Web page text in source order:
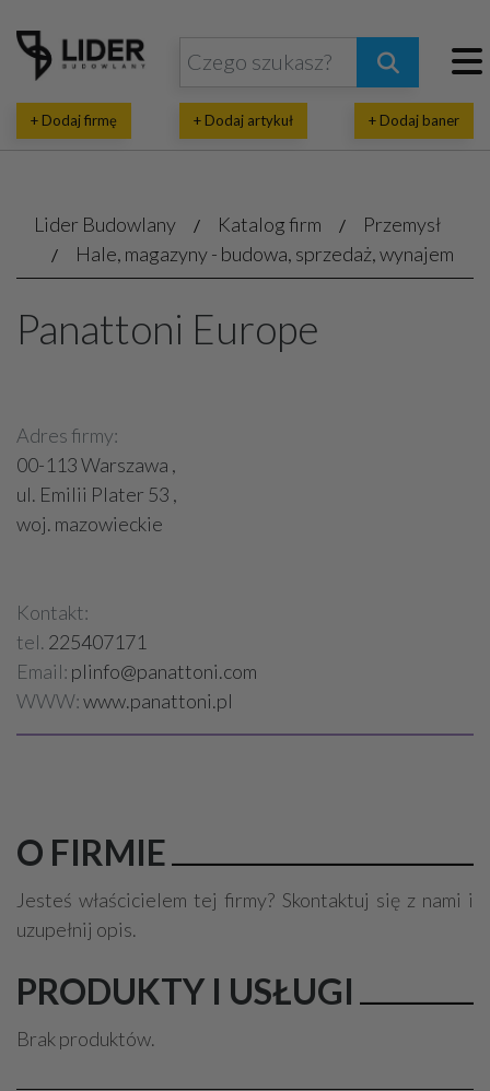
+ Dodaj firmę + Dodaj artykuł + Dodaj baner
Lider Budowlany Katalog firm
Przemysł
Hale, magazyny - budowa, sprzedaż, wynajem
Panattoni Europe
Adres firmy:
00-113 Warszawa ,
ul. Emilii Plater 53 ,
woj. mazowieckie
Kontakt:
tel. 225407171
Email: plinfo@panattoni.com
WWW:www.panattoni.pl
O FIRMIE
Jesteś właścicielem tej firmy? Skontaktuj się z nami i
uzupełnij opis.
PRODUKTY I USŁUGI
Brak produktów.